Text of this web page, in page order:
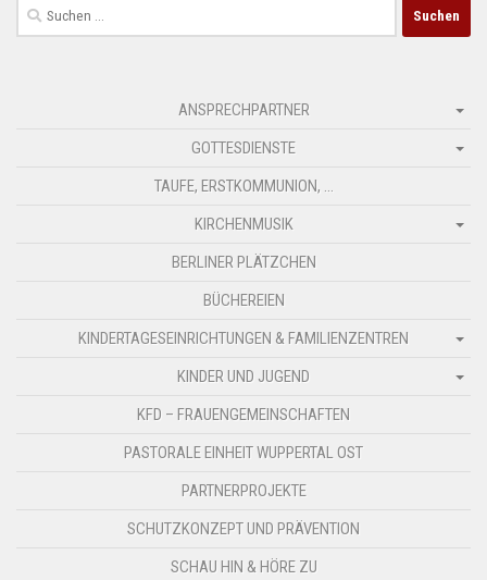
Suchen
nach:
ANSPRECHPARTNER
GOTTESDIENSTE
TAUFE, ERSTKOMMUNION, …
KIRCHENMUSIK
BERLINER PLÄTZCHEN
BÜCHEREIEN
KINDERTAGESEINRICHTUNGEN & FAMILIENZENTREN
KINDER UND JUGEND
KFD – FRAUENGEMEINSCHAFTEN
PASTORALE EINHEIT WUPPERTAL OST
PARTNERPROJEKTE
SCHUTZKONZEPT UND PRÄVENTION
SCHAU HIN & HÖRE ZU